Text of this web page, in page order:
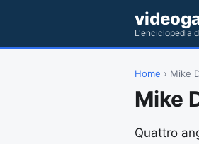
L'enciclopedia
Home › Mike
Mike
Quattro